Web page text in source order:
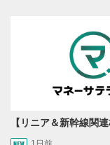
クリックする
に追加されます
スマートフォ
ー内にあります
SNSやメールな
きます。